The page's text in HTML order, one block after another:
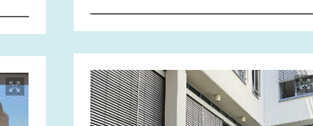
Bild
öffnet
in
vergrößerter